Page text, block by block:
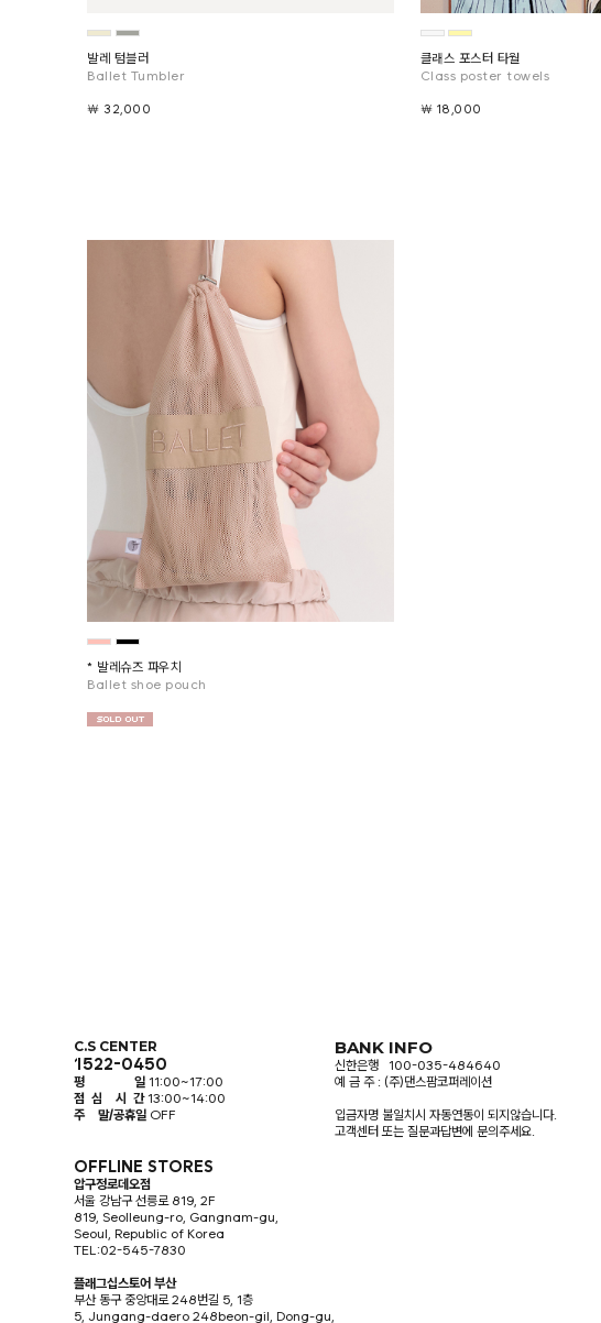
발레 텀블러
Ballet Tumbler
￦ 32,000
클래스 포스터 타월
Class poster towels
￦ 18,000
* 발레슈즈 파우치
Ballet shoe pouch
C.S CENTER
1522-0450
평 일 11:00~17:00
점 심 시 간13:00~14:00
주 말/공휴일 OFF
OFFLINE STORES
압구정로데오점
서울 강남구 선릉로 819, 2F
819, Seolleung-ro, Gangnam-gu,
Seoul, Republic of Korea
TEL:02-545-7830
플래그십스토어 부산
부산 동구 중앙대로 248번길 5, 1층
5, Jungang-daero 248beon-gil, Dong-gu,
BANK INFO
신한은행 100-035-484640
예 금 주 : (주)댄스팜코퍼레이션
입금자명 불일치시 자동연동이 되지않습니다.
고객센터 또는 질문과답변에 문의주세요.